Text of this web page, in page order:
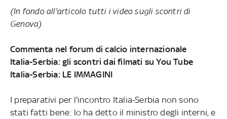
(In fondo all'articolo tutti i video sugli scontri di
Genova)
Commenta nel forum di calcio internazionale
Italia-Serbia: gli scontri dai filmati su You Tube
Italia-Serbia: LE IMMAGINI
I preparativi per l'incontro Italia-Serbia non sono
stati fatti bene: lo ha detto il ministro degli interni, e